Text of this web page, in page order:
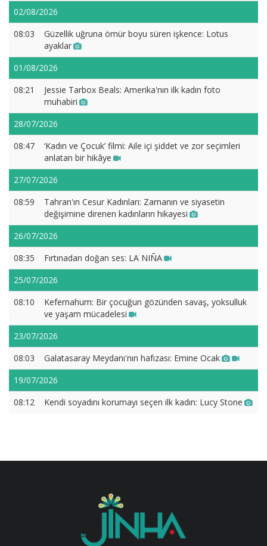
02/08/2026
08:03
Güzellik uğruna ömür boyu süren işkence: Lotus
ayaklar
01/08/2026
08:21
Jessie Tarbox Beals: Amerika'nın ilk kadın foto
muhabiri
28/07/2026
08:47
‘Kadın ve Çocuk’ filmi: Aile içi şiddet ve zor seçimleri
anlatan bir hikâye
27/07/2026
08:59
Tahran'ın Cesur Kadınları: Zamanın ve siyasetin
değişimine direnen kadınların hikayesi
26/07/2026
08:35
Fırtınadan doğan ses: LA NIÑA
25/07/2026
08:10
Kefernahum: Bir çocuğun gözünden savaş, yoksulluk
ve yaşam mücadelesi
23/07/2026
08:03
Galatasaray Meydanı'nın hafızası: Emine Ocak
19/07/2026
08:12
Kendi soyadını korumayı seçen ilk kadın: Lucy Stone